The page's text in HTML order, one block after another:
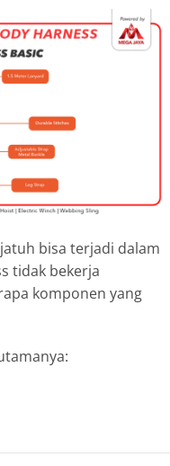
bisa terjadi dalam
tidak bekerja
komponen yang